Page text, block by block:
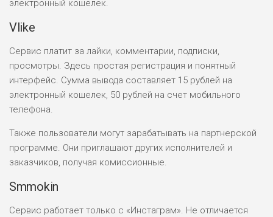
электронный кошелек.
Vlike
Сервис платит за лайки, комментарии, подписки,
просмотры. Здесь простая регистрация и понятный
интерфейс. Сумма вывода составляет 15 рублей на
электронный кошелек, 50 рублей на счет мобильного
телефона.
Также пользователи могут зарабатывать на партнерской
программе. Они приглашают других исполнителей и
заказчиков, получая комиссионные.
Smmokin
Сервис работает только с «Инстаграм». Не отличается